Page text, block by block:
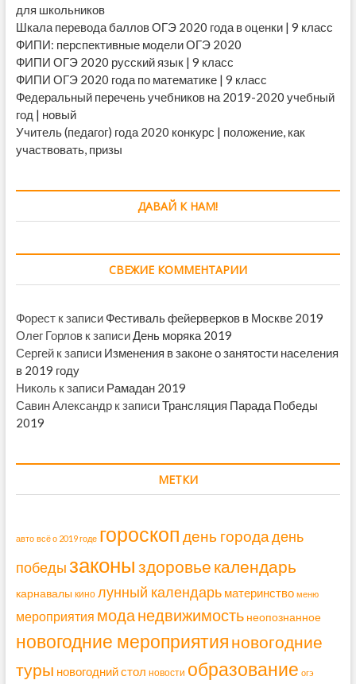
для школьников
Шкала перевода баллов ОГЭ 2020 года в оценки | 9 класс
ФИПИ: перспективные модели ОГЭ 2020
ФИПИ ОГЭ 2020 русский язык | 9 класс
ФИПИ ОГЭ 2020 года по математике | 9 класс
Федеральный перечень учебников на 2019-2020 учебный
год | новый
Учитель (педагог) года 2020 конкурс | положение, как
участвовать, призы
ДАВАЙ К НАМ!
СВЕЖИЕ КОММЕНТАРИИ
Форестк записи Фестиваль фейерверков в Москве 2019
Олег Горловк записиДень моряка 2019
Сергейк записи Изменения в законе о занятости населения
в 2019 году
Никольк записи Рамадан 2019
Савин Александрк записиТрансляция Парада Победы
2019
МЕТКИ
авто всё о 2019 годе гороскоп день городадень
победызаконыздоровье календарь
карнавалы кино лунный календарь материнство меню
мероприятия мода недвижимость неопознанное
новогодние мероприятия новогодние
туры новогодний стол новости образование огэ